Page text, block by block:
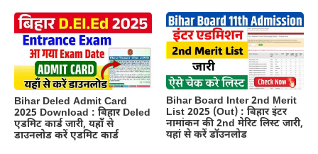
Bihar Deled Admit Card
2025 Download : बिहार Deled
एडमिट कार्ड जारी, यहाँ से
डाउनलोड करें एडमिट कार्ड
Bihar Board Inter 2nd Merit
List 2025 (Out) : बिहार इंटर
नामांकन की 2nd मेरिट लिस्ट जारी,
यहां से करें डॉउनलोड